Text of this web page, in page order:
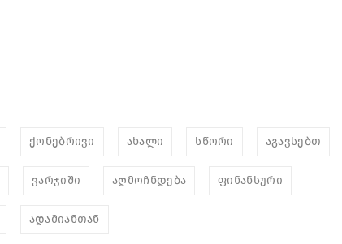
ქონებრივი ახალი სწორი აგავსებთ
ვარჯიში აღმოჩნდება ფინანსური
ადამიანთან